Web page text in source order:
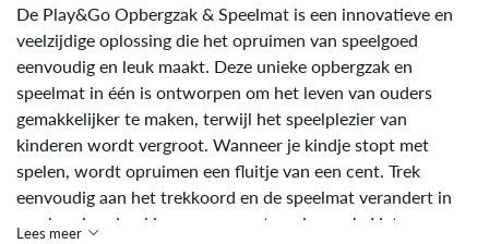
De Play&Go Opbergzak & Speelmat is een innovatieve en
veelzijdige oplossing die het opruimen van speelgoed
eenvoudig en leuk maakt. Deze unieke opbergzak en
speelmat in één is ontworpen om het leven van ouders
gemakkelijker te maken, terwijl het speelplezier van
kinderen wordt vergroot. Wanneer je kindje stopt met
spelen, wordt opruimen een fluitje van een cent. Trek
eenvoudig aan het trekkoord en de speelmat verandert in
een handomdraai in een compacte opbergzak. Het
Lees meer